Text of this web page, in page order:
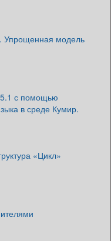
Упрощенная модель
с помощью
в среде Кумир.
«Цикл»